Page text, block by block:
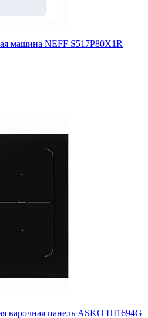
машина NEFF S517P80X1R
варочная панель ASKO HI1694G